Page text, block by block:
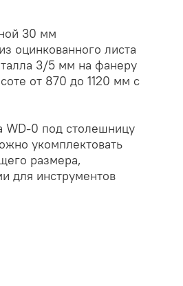
30 мм
оцинкованного листа
3/5 мм на фанеру
от 870 до 1120 мм с
WD-0 под столешницу
укомплектовать
размера,
для инструментов